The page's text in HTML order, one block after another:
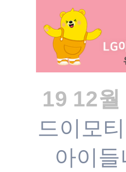
19 12월
드이모
아이